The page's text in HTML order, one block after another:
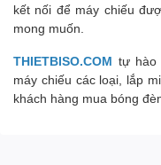
kết nối để máy chiếu
mong muốn.
THIETBISO.COM tự hào
máy chiếu các loại, lắp
khách hàng mua bóng